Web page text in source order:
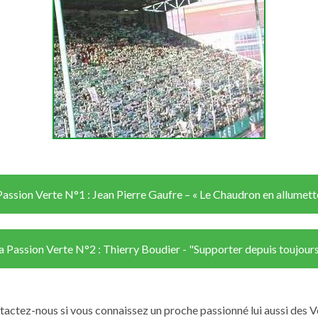
Verte N°1 : Jean Pierre Gaufre – « Le Chaudron en
Passion Verte N°2 : Thierry Boudier - "Supporter depuis
nous si vous connaissez un proche passionné lui aussi des